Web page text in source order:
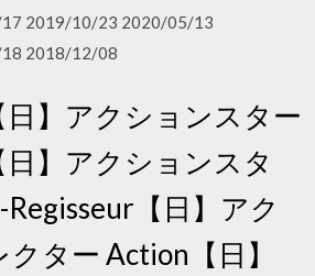
2019/10/23 2020/05/13
2018/12/08
】アクションスター
】アクションスタ
【日】アク
ター Action【日】